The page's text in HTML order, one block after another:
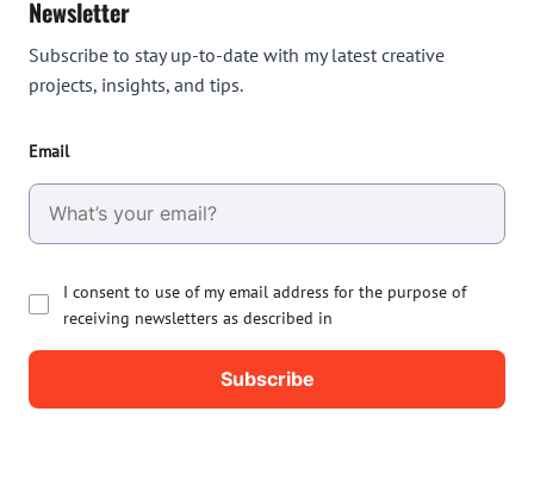
Newsletter
Subscribe to stay up-to-date with my latest creative
projects, insights, and tips.
Email
I consent to use of my email address for the purpose of
receiving newsletters as described in